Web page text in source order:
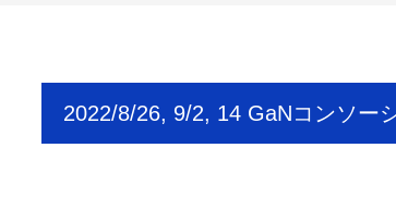
2022/8/26, 9/2, 14 GaNコンソー